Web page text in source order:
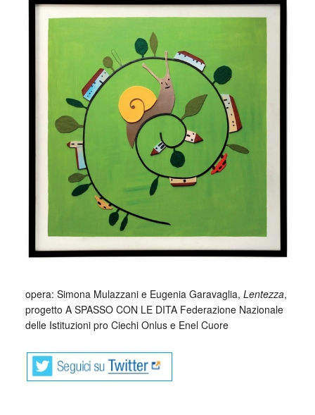
opera: Simona Mulazzani e Eugenia Garavaglia, Lentezza,
progetto A SPASSO CON LE DITA Federazione Nazionale
delle Istituzioni pro Ciechi Onlus e Enel Cuore